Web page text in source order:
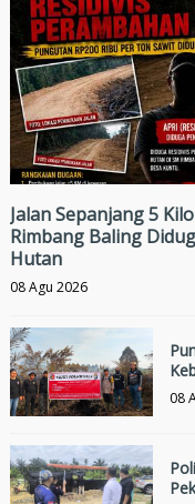
Jalan Sepanjang 5
Rimbang Baling
Hutan
08 Agu 2026
08